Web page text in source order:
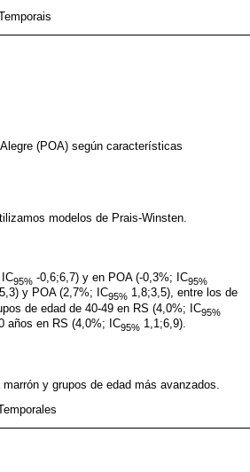
(POA) según características
modelos de Prais-Winsten.
95% -0,6;6,7) y en POA (-0,3%; IC95%
y POA (2,7%; IC95% 1,8;3,5), entre los de
de edad de 40-49 en RS (4,0%; IC95%
años en RS (4,0%; IC95% 1,1;6,9).
y grupos de edad más avanzados.